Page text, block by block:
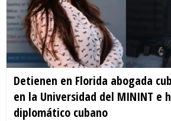
Detienen en Florida abogada
en la Universidad del MININT e
diplomático cubano